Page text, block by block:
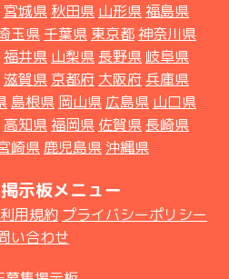
宮城県 秋田県 山形県福島県
玉県 千葉県 東京都神奈川県
福井県 山梨県 長野県 岐阜県
滋賀県 京都府 大阪府 兵庫県
島根県 岡山県 広島県 山口県
高知県福岡県 佐賀県 長崎県
崎県 鹿児島県 沖縄県
示板メニュー
利用規約 プライバシーポリシー
い合わせ